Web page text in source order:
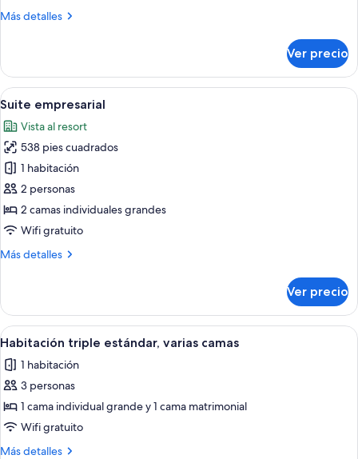
para
Más detalles
Más
cuádruple
Confort,
varias
para
no
fumadores
Ver precio
Abrir
todas
las
fotos
de
Suite
empresarial
Un hotel moderno con sofá, mesa
3
Suite empresarial
Vista al resort
538 pies cuadrados
1 habitación
2 personas
2 camas individuales grandes
Wifi gratuito
Más detalles
Más
empresarial
Ver precio
Abrir
todas
las
fotos
de
Habitación
triple
Una habitación de hotel con dos
5
Habitación triple estándar, varias camas
1 habitación
3 personas
1 cama individual grande y 1 cama matrimonial
Wifi gratuito
Más detalles
Más